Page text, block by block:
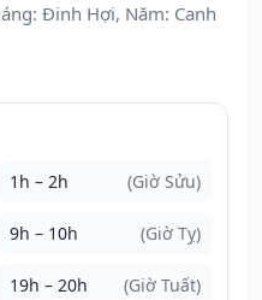
Đinh Hợi, Năm: Canh
1h – 2h (Giờ Sửu)
9h – 10h (Giờ Tỵ)
19h – 20h (Giờ Tuất)